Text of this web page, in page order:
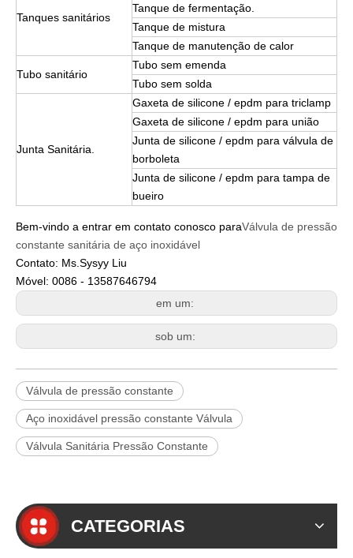
Tanques sanitários
Tanque de fermentação.
Tanque de mistura
Tanque de manutenção de calor
Tubo sanitário
Tubo sem emenda
Tubo sem solda
Junta Sanitária.
Gaxeta de silicone / epdm para triclamp
Gaxeta de silicone / epdm para união
Junta de silicone / epdm para válvula de
borboleta
Junta de silicone / epdm para tampa de
bueiro
Bem-vindo a entrar em contato conosco paraVálvula de pressão
constante sanitária de aço inoxidável
Contato: Ms.Sysyy Liu
Móvel: 0086 - 13587646794
em um:
sob um:
Válvula de pressão constante
Aço inoxidável pressão constante Válvula
Válvula Sanitária Pressão Constante
CATEGORIAS